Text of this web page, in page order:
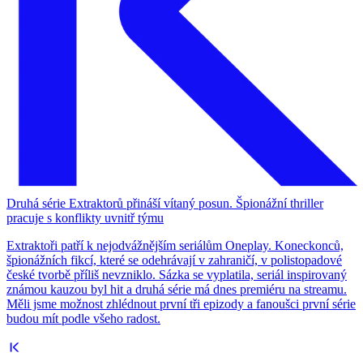
Druhá série Extraktorů přináší vítaný posun. Špionážní thriller
pracuje s konflikty uvnitř týmu
Extraktoři patří k nejodvážnějším seriálům Oneplay. Koneckonců,
špionážních fikcí, které se odehrávají v zahraničí, v polistopadové
české tvorbě příliš nevzniklo. Sázka se vyplatila, seriál inspirovaný
známou kauzou byl hit a druhá série má dnes premiéru na streamu.
Měli jsme možnost zhlédnout první tři epizody a fanoušci první série
budou mít podle všeho radost.